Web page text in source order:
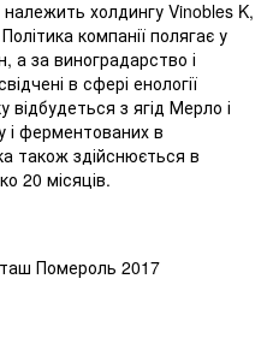
холдингу Vinobles K,
компанії полягає у
а за виноградарство і
в сфері енології
відбудеться з ягід Мерло і
і ферментованих в
також здійснюється в
20 місяців.
Помероль 2017